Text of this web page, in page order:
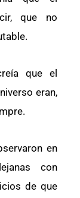
que no
que el
eran,
en
con
de que